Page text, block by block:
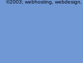
©2003; webhosting webdesign